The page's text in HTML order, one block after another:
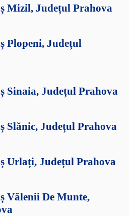
Mizil, Județul Prahova
Plopeni, Județul
Sinaia, Județul Prahova
Slănic, Județul Prahova
Urlați, Județul Prahova
Vălenii De Munte,